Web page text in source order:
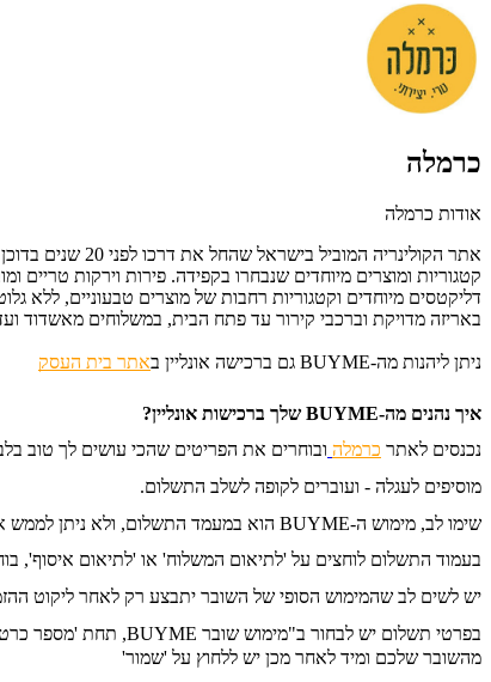
כרמלה
אודות כרמלה
אתר
קטגוריות ומוצרים מיוחדים שנבחרו בקפידה. פירות וירקות
דליקטסים מיוחדים וקטגוריות רחבות של מוצרים טבעוניים, ללא
באריזה מדויקת וברכבי קירור עד פתח הבית, במשלוחים מאשדוד
ניתן ליהנות מה-BUYME גם ברכישה אונליין באתר בית העסק
איך נהנים מה-BUYME שלך ברכישות אונליין?
נכנסים לאתר כרמלה ובוחרים את הפריטים שהכי עושים לך טוב
מוסיפים לעגלה - ועוברים לקופה לשלב התשלום.
שימו לב, מימוש ה-BUYME הוא במעמד התשלום, ולא ניתן לממש את המתנה בשלב בחירת הפריטים או בחלונית 'קוד קופון או גיפטקארד'.
בעמוד התשלום לוחצים על 'לתיאום המשלוח' או 'לתיאום איסוף',
יש לשים לב שהמימוש הסופי של השובר יתבצע רק לאחר ליקוט
מהשובר שלכם ומיד לאחר מכן יש ללחוץ על 'שמור'